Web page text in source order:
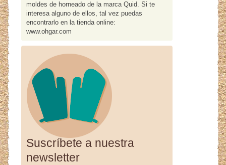
moldes de horneado de la marca Quid. Si te
interesa alguno de ellos, tal vez puedas
encontrarlo en la tienda online:
www.ohgar.com
Suscríbete a nuestra
newsletter